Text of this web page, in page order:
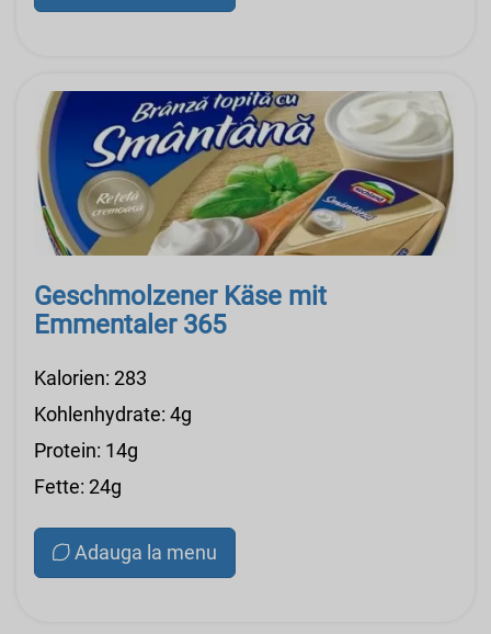
Geschmolzener Käse mit
Emmentaler 365
Kalorien: 283
Kohlenhydrate: 4g
Protein: 14g
Fette: 24g
Adauga la menu